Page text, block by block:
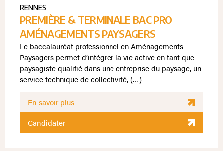
RENNES
PREMIÈRE & TERMINALE BAC PRO
AMÉNAGEMENTS PAYSAGERS
Le baccalauréat professionnel en Aménagements
Paysagers permet d’intégrer la vie active en tant que
paysagiste qualifié dans une entreprise du paysage, un
service technique de collectivité, (…)
En savoir plus
Candidater